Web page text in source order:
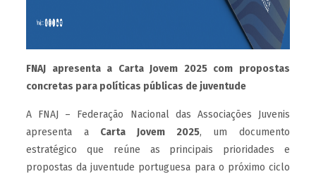
FNAJ apresenta a Carta Jovem 2025 com propostas
concretas para políticas públicas de juventude
A FNAJ – Federação Nacional das Associações Juvenis
apresenta a Carta Jovem 2025, um documento
estratégico que reúne as principais prioridades e
propostas da juventude portuguesa para o próximo ciclo